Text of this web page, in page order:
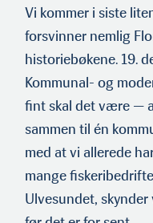
Vi kommer i siste
forsvinner nemlig
historiebøkene. 19.
Kommunal- og
fint skal det være —
sammen til én
med at vi allerede
mange
Ulvesundet,